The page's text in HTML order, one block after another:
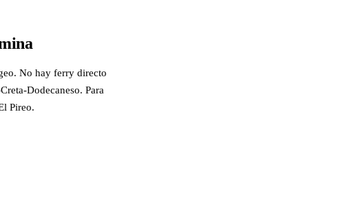
No hay ferry directo
Dodecaneso. Para
Pireo.